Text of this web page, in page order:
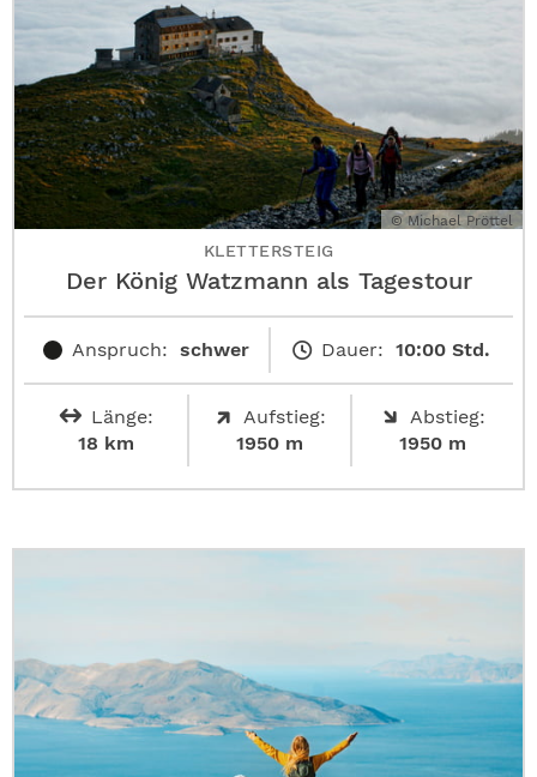
© Michael Pröttel
KLETTERSTEIG
Der König Watzmann als Tagestour
Anspruch: schwer Dauer: 10:00 Std.
Länge:
18 km
Aufstieg:
1950 m
Abstieg:
1950 m